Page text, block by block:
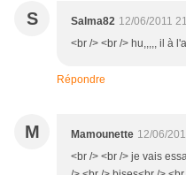
S Salma82 12/06/2011
<br /> <br /> hu,,,,, il à
Répondre
M Mamounette 12/06/
<br /> <br /> je vais